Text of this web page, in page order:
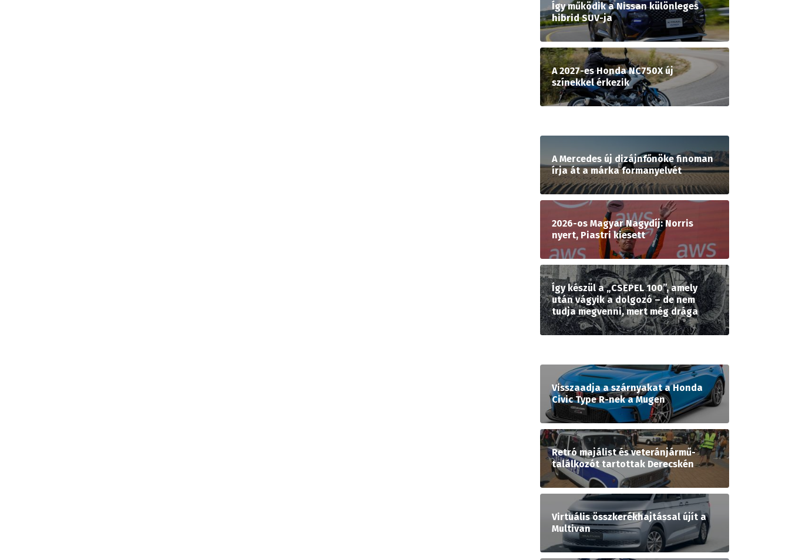
Így működik a Nissan különleges
hibrid SUV-ja
A 2027-es Honda NC750X új
színekkel érkezik
A Mercedes új dizájnfőnöke finoman
írja át a márka formanyelvét
2026-os Magyar Nagydíj: Norris
nyert, Piastri kiesett
Így készül a „CSEPEL 100”, amely
után vágyik a dolgozó – de nem
tudja megvenni, mert még drága
Visszaadja a szárnyakat a Honda
Civic Type R-nek a Mugen
Retró majálist és veteránjármű-
találkozót tartottak Derecskén
Virtuális összkerékhajtással újít a
Multivan